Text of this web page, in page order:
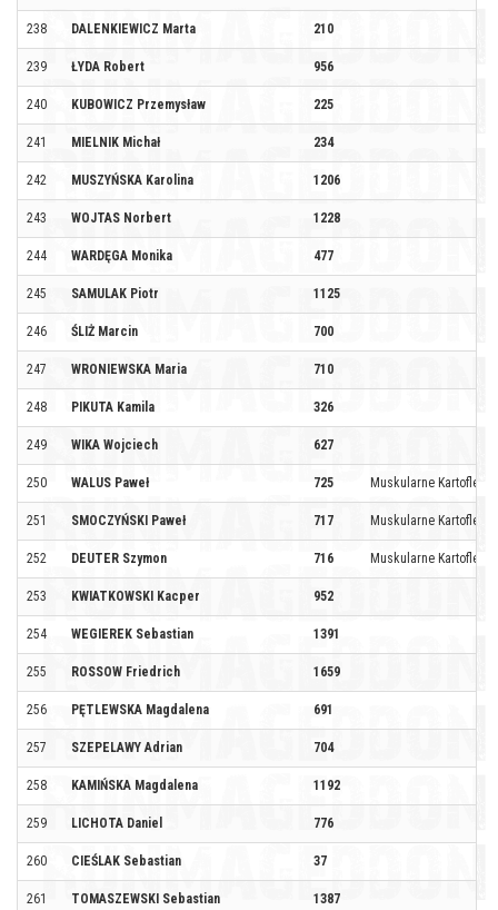
238 DALENKIEWICZ Marta 210
239 ŁYDA Robert 956
240 KUBOWICZ Przemysław 225
241 MIELNIK Michał 234
242 MUSZYŃSKA Karolina 1206
243 WOJTAS Norbert 1228
244 WARDĘGA Monika 477
245 SAMULAK Piotr 1125
246 ŚLIŻ Marcin 700
247 WRONIEWSKA Maria 710
248 PIKUTA Kamila 326
249 WIKA Wojciech 627
250 WALUS Paweł 725 Muskularne Kartofle
251 SMOCZYŃSKI Paweł 717 Muskularne Kartofle
252 DEUTER Szymon 716 Muskularne Kartofle
253 KWIATKOWSKI Kacper 952
254 WEGIEREK Sebastian 1391
255 ROSSOW Friedrich 1659
256 PĘTLEWSKA Magdalena 691
257 SZEPELAWY Adrian 704
258 KAMIŃSKA Magdalena 1192
259 LICHOTA Daniel 776
260 CIEŚLAK Sebastian 37
261 TOMASZEWSKI Sebastian 1387